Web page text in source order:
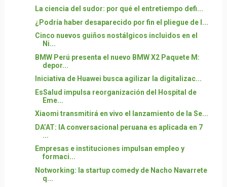
La ciencia del sudor: por qué el entretiempo defi...
¿Podría haber desaparecido por fin el pliegue de l...
Cinco nuevos guiños nostálgicos incluidos en el
Ni...
BMW Perú presenta el nuevo BMW X2 Paquete M:
depor...
Iniciativa de Huawei busca agilizar la digitalizac...
EsSalud impulsa reorganización del Hospital de
Eme...
Xiaomi transmitirá en vivo el lanzamiento de la Se...
DA’AT: IA conversacional peruana es aplicada en 7
...
Empresas e instituciones impulsan empleo y
formaci...
Notworking: la startup comedy de Nacho Navarrete
q...